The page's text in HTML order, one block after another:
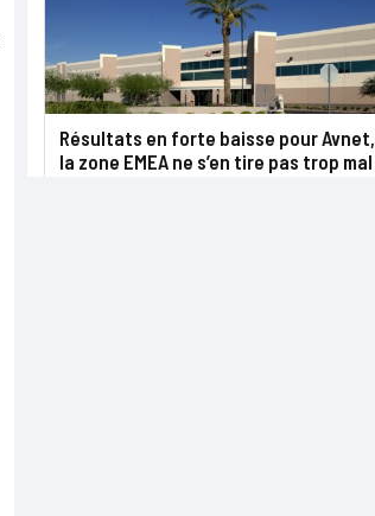
Résultats en forte baisse pour Avnet,
la zone EMEA ne s’en tire pas trop mal